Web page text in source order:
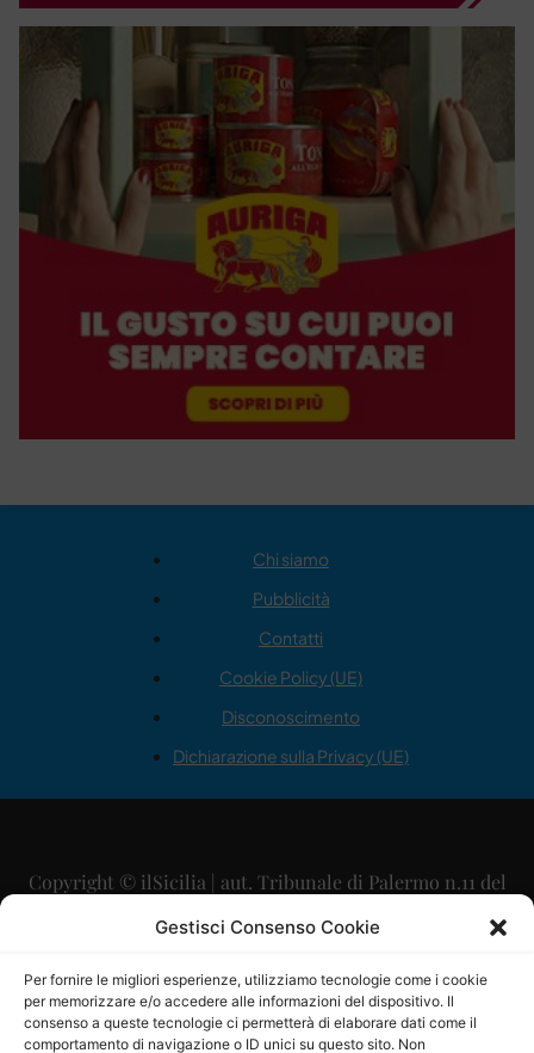
Gestisci Consenso Cookie
Per fornire le migliori esperienze, utilizziamo tecnologie come i cookie
per memorizzare e/o accedere alle informazioni del dispositivo. Il
consenso a queste tecnologie ci permetterà di elaborare dati come il
comportamento di navigazione o ID unici su questo sito. Non
Chi siamo
Pubblicità
Contatti
Cookie Policy (UE)
Disconoscimento
Dichiarazione sulla Privacy (UE)
Copyright © ilSicilia | aut. Tribunale di Palermo n.11 del
29/09/2015
Direttore Editoriale: Maurizio Scaglione